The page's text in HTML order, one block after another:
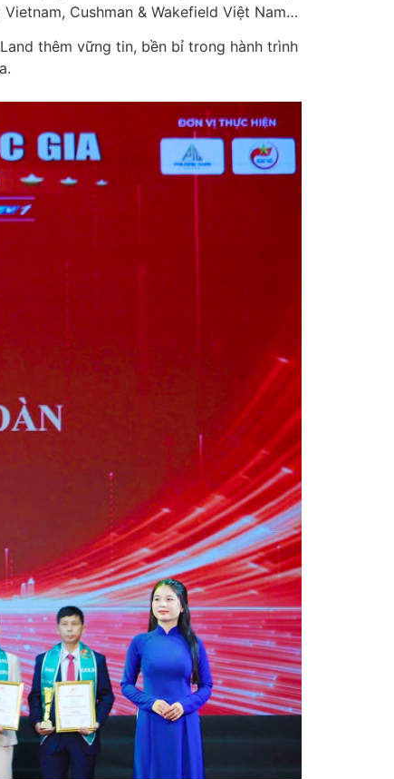
Cushman & Wakefield Việt Nam…
thêm vững tin, bền bỉ trong hành trình